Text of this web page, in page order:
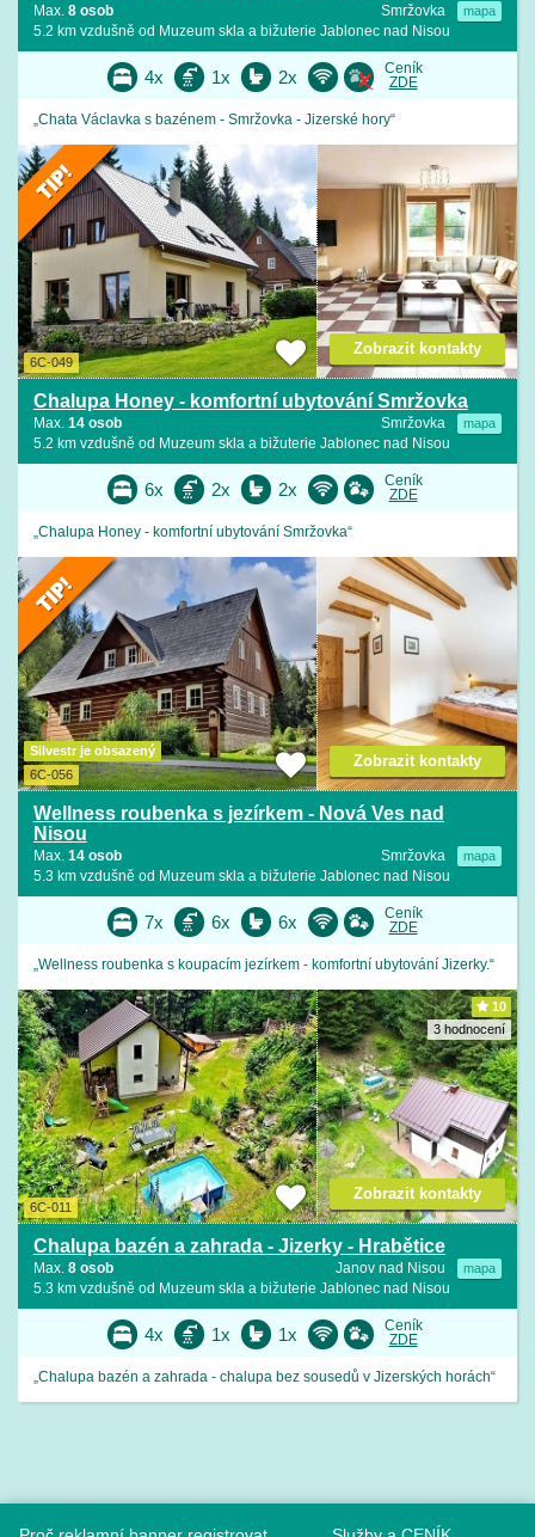
Smržovka mapa
Max. 8 osob
5.2 km vzdušně od Muzeum skla a bižuterie Jablonec nad Nisou
4x 1x 2x
Ceník
ZDE
„Chata Václavka s bazénem - Smržovka - Jizerské hory“
6C-049
Chalupa Honey - komfortní ubytování Smržovka
Smržovka mapa
Max. 14 osob
5.2 km vzdušně od Muzeum skla a bižuterie Jablonec nad Nisou
Zobrazit kontakty
6x 2x 2x
Ceník
ZDE
„Chalupa Honey - komfortní ubytování Smržovka“
Silvestr je obsazený
6C-056
Wellness roubenka s jezírkem - Nová Ves nad
Nisou
Smržovka mapa
Max. 14 osob
5.3 km vzdušně od Muzeum skla a bižuterie Jablonec nad Nisou
Zobrazit kontakty
7x 6x 6x
Ceník
ZDE
„Wellness roubenka s koupacím jezírkem - komfortní ubytování Jizerky.“
10
3 hodnocení
6C-011
Chalupa bazén a zahrada - Jizerky - Hrabětice
Janov nad Nisou mapa
Max. 8 osob
5.3 km vzdušně od Muzeum skla a bižuterie Jablonec nad Nisou
Zobrazit kontakty
4x 1x 1x
Ceník
ZDE
„Chalupa bazén a zahrada - chalupa bez sousedů v Jizerských horách“